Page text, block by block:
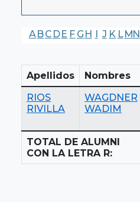
A BC DE F G H I J K LMN
Apellidos Nombres
RIOS
RIVILLA
WAGDNER
WADIM
TOTAL DE ALUMNI
CON LA LETRA R: